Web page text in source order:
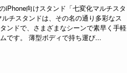
iPhone向けスタンド「七変化マルチスタ
チスタンドは、その名の通り多彩なス
ンドで、さまざまなシーンで素早く手軽
です。 薄型ボディで持ち運び...